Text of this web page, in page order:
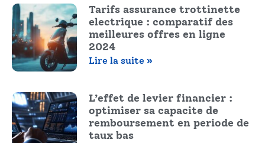
Tarifs assurance trottinette
electrique : comparatif des
meilleures offres en ligne
2024
Lire la suite »
L’effet de levier financier :
optimiser sa capacite de
remboursement en periode de
taux bas